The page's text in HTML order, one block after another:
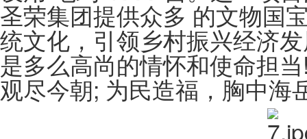
圣荣集团提供众多 的文物国
统文化，引领乡村振兴经济
是多么高尚的情怀和使命担
观尽今朝; 为民造福，胸中海